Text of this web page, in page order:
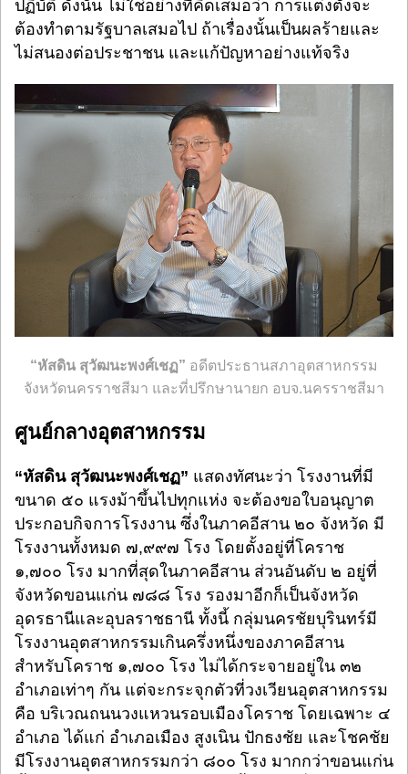
ปฏิบัติ ดังนั้น ไม่ใช่อย่างที่คิดเสมอว่า การแต่งตั้งจะ
ต้องทำตามรัฐบาลเสมอไป ถ้าเรื่องนั้นเป็นผลร้ายและ
ไม่สนองต่อประชาชน และแก้ปัญหาอย่างแท้จริง
“หัสดิน สุวัฒนะพงศ์เชฏ” อดีตประธานสภาอุตสาหกรรม
จังหวัดนครราชสีมา และที่ปรึกษานายก อบจ.นครราชสีมา
ศูนย์กลางอุตสาหกรรม
“หัสดิน สุวัฒนะพงศ์เชฏ” แสดงทัศนะว่า โรงงานที่มี
ขนาด ๕๐ แรงม้าขึ้นไปทุกแห่ง จะต้องขอใบอนุญาต
ประกอบกิจการโรงงาน ซึ่งในภาคอีสาน ๒๐ จังหวัด มี
โรงงานทั้งหมด ๗,๙๙๗ โรง โดยตั้งอยู่ที่โคราช
๑,๗๐๐ โรง มากที่สุดในภาคอีสาน ส่วนอันดับ ๒ อยู่ที่
จังหวัดขอนแก่น ๗๘๘ โรง รองมาอีกก็เป็นจังหวัด
อุดรธานีและอุบลราชธานี ทั้งนี้ กลุ่มนครชัยบุรินทร์มี
โรงงานอุตสาหกรรมเกินครึ่งหนึ่งของภาคอีสาน
สำหรับโคราช ๑,๗๐๐ โรง ไม่ได้กระจายอยู่ใน ๓๒
อำเภอเท่าๆ กัน แต่จะกระจุกตัวที่วงเวียนอุตสาหกรรม
คือ บริเวณถนนวงแหวนรอบเมืองโคราช โดยเฉพาะ ๔
อำเภอ ได้แก่ อำเภอเมือง สูงเนิน ปักธงชัย และโชคชัย
มีโรงงานอุตสาหกรรมกว่า ๘๐๐ โรง มากกว่าขอนแก่น